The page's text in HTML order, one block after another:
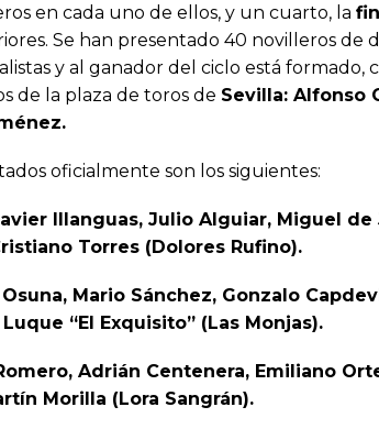
en cada uno de ellos, y un cuarto, la
Se han presentado 40 novilleros de
y al ganador del ciclo está formado,
de la plaza de toros de Sevilla: Alfonso
oficialmente son los siguientes:
Illanguas, Julio Alguiar, Miguel de
Torres (Dolores Rufino).
Mario Sánchez, Gonzalo
“El Exquisito” (Las Monjas).
Adrián Centenera, Emiliano
Morilla (Lora Sangrán).